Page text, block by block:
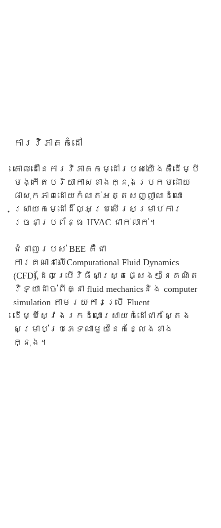
ការវិភាគកំដៅ
គោលដៅនៃការវិភាគកម្ដៅរបស់យើងគឺដើម្បី
បង្កើតបរិយាកាសខាងក្នុងប្រកបដោយ
ផាសុកភាពដោយកំណត់អត្តសញ្ញាណដំណោះ
ស្រាយកម្ដៅដ៏ល្អប្រសើរសម្រាប់ការ
រចនាប្រព័ន្ធ HVAC ជាក់លាក់។
ជំនាញរបស់ BEE គឺជា
ការគណានាលើComputational Fluid Dynamics
(CFD),ដែលប្រើវិធីសាស្រ្តផ្សេងៗនៃគណិត
វិទ្យាដាច់ពីគ្នា fluid mechanicsនិង computer
simulation តាមរយៈការប្រើ Fluent
ដើម្បីស្វែងរកដំណោះស្រាយកំដៅជាក់ស្តែង
សម្រាប់ប្រភេទណាមួយនៃកន្លែងខាង
ក្នុង។